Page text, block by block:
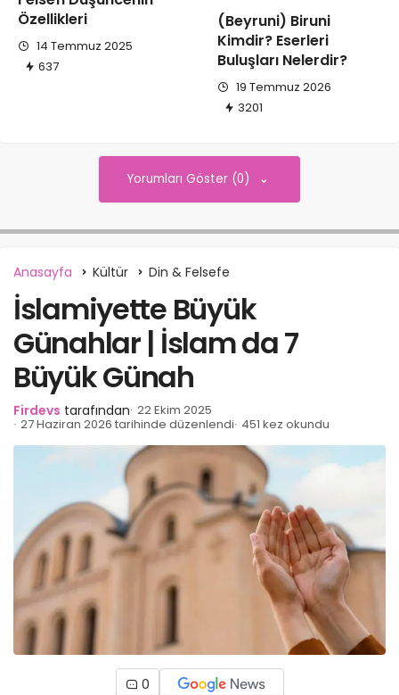
Özellikleri
14 Temmuz 2025
637
(Beyruni) Biruni
Kimdir? Eserleri
Buluşları Nelerdir?
19 Temmuz 2026
3201
Yorumları Göster (0)
Anasayfa Kültür Din & Felsefe
İslamiyette Büyük
Günahlar | İslam da 7
Büyük Günah
Firdevs tarafından 22 Ekim 2025
27 Haziran 2026 tarihinde düzenlendi 451 kez okundu
0